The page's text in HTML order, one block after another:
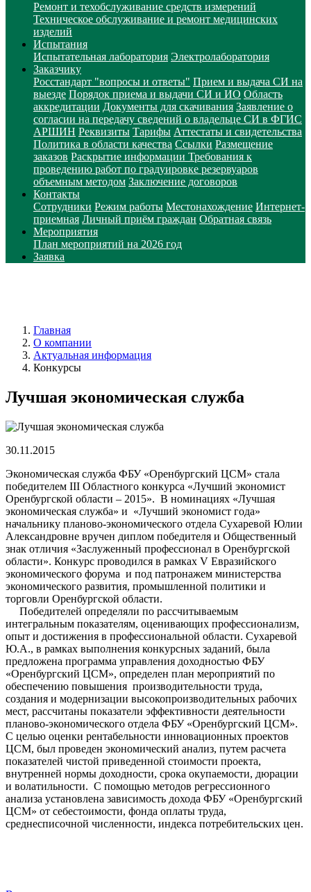
Ремонт и техобслуживание средств измерений
Техническое обслуживание и ремонт медицинских
изделий
Испытания
Испытательная лаборатория Электролаборатория
Заказчику
Росстандарт "вопросы и ответы" Прием и выдача СИ на
выезде Порядок приема и выдачи СИ и ИО Область
аккредитации Документы для скачивания Заявление о
согласии на передачу сведений о владельце СИ в ФГИС
АРШИН Реквизиты Тарифы Аттестаты и свидетельства
Политика в области качества Ссылки Размещение
заказов Раскрытие информации Требования к
проведению работ по градуировке резервуаров
объемным методом Заключение договоров
Контакты
Сотрудники Режим работы Местонахождение Интернет-
приемная Личный приём граждан Обратная связь
Мероприятия
План мероприятий на 2026 год
Заявка
Главная
О компании
Актуальная информация
Конкурсы
Лучшая экономическая служба
30.11.2015
Экономическая служба ФБУ «Оренбургский ЦСМ» стала
победителем III Областного конкурса «Лучший экономист
Оренбургской области – 2015». В номинациях «Лучшая
экономическая служба» и «Лучший экономист года»
начальнику планово-экономического отдела Сухаревой Юлии
Александровне вручен диплом победителя и Общественный
знак отличия «Заслуженный профессионал в Оренбургской
области». Конкурс проводился в рамках V Евразийского
экономического форума и под патронажем министерства
экономического развития, промышленной политики и
торговли Оренбургской области.
Победителей определяли по рассчитываемым
интегральным показателям, оценивающих профессионализм,
опыт и достижения в профессиональной области. Сухаревой
Ю.А., в рамках выполнения конкурсных заданий, была
предложена программа управления доходностью ФБУ
«Оренбургский ЦСМ», определен план мероприятий по
обеспечению повышения производительности труда,
создания и модернизации высокопроизводительных рабочих
мест, рассчитаны показатели эффективности деятельности
планово-экономического отдела ФБУ «Оренбургский ЦСМ».
С целью оценки рентабельности инновационных проектов
ЦСМ, был проведен экономический анализ, путем расчета
показателей чистой приведенной стоимости проекта,
внутренней нормы доходности, срока окупаемости, дюрации
и волатильности. С помощью методов регрессионного
анализа установлена зависимость дохода ФБУ «Оренбургский
ЦСМ» от себестоимости, фонда оплаты труда,
среднесписочной численности, индекса потребительских цен.